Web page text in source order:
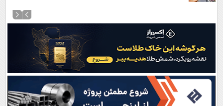
کردن
منو
نظرسنجی
آب و هوا
سواد زندگی